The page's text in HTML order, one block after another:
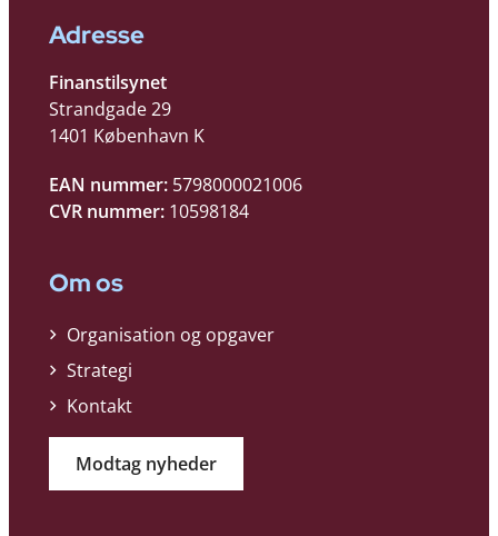
Adresse
Finanstilsynet
Strandgade 29
1401 København K
EAN nummer: 5798000021006
CVR nummer: 10598184
Om os
Organisation og opgaver
Strategi
Kontakt
Modtag nyheder